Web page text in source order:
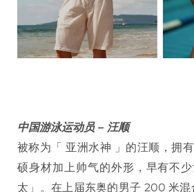
中国游泳运动员 – 汪顺
被称为「 亚洲水神 」的汪顺，拥
硕身材加上帅气的外形，早有不
太」。在上届东奥的男子 200 米